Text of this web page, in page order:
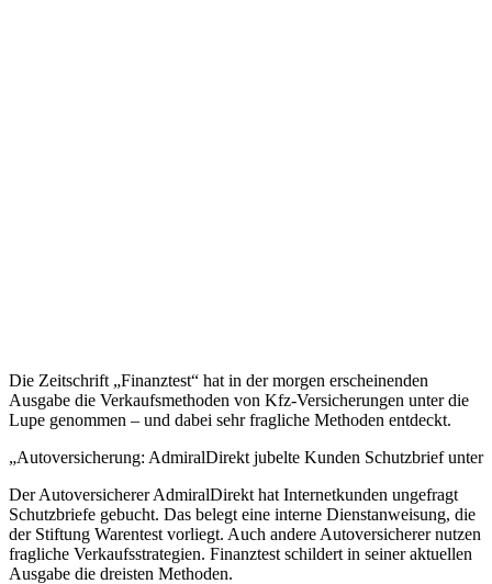
Die Zeitschrift „Finanztest“ hat in der morgen erscheinenden
Ausgabe die Verkaufsmethoden von Kfz-Versicherungen unter die
Lupe genommen – und dabei sehr fragliche Methoden entdeckt.
„Autoversicherung: AdmiralDirekt jubelte Kunden Schutzbrief unter
Der Autoversicherer AdmiralDirekt hat Internetkunden ungefragt
Schutzbriefe gebucht. Das belegt eine interne Dienstanweisung, die
der Stiftung Warentest vorliegt. Auch andere Autoversicherer nutzen
fragliche Verkaufsstrategien. Finanztest schildert in seiner aktuellen
Ausgabe die dreisten Methoden.